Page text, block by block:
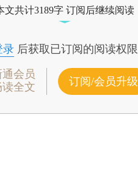
文共计3189字 订阅后继续阅读
录后获取已订阅的阅读权限
会员
全文
订阅/会员升级